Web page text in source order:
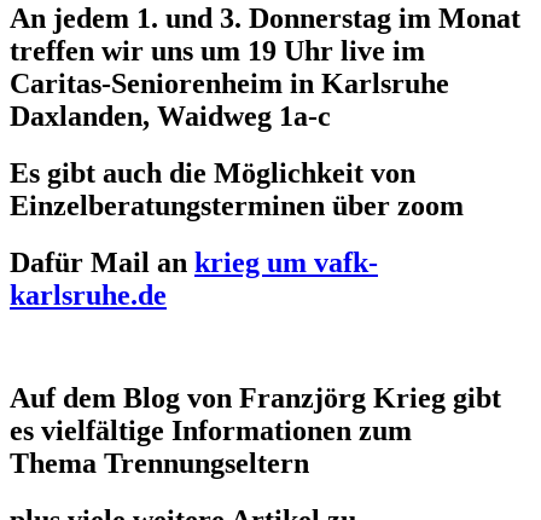
An jedem 1. und 3. Donnerstag im Monat
treffen wir uns um 19 Uhr live im
Caritas-Seniorenheim in Karlsruhe
Daxlanden, Waidweg 1a-c
Es gibt auch die Möglichkeit von
Einzelberatungsterminen über zoom
Dafür Mail an krieg um vafk-
karlsruhe.de
Auf dem Blog von Franzjörg Krieg gibt
es vielfältige Informationen zum
Thema Trennungseltern